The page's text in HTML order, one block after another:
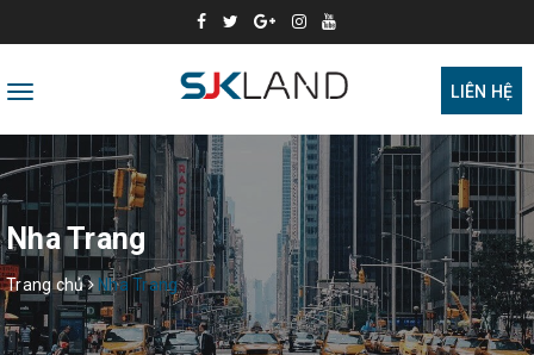
Toggle
LIÊN HỆ
Nha Trang
Trang chủ Nha Trang